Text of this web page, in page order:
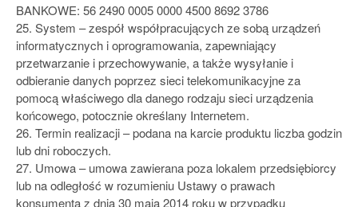
BANKOWE: 56 2490 0005 0000 4500 8692 3786
25. System – zespół współpracujących ze sobą urządzeń
informatycznych i oprogramowania, zapewniający
przetwarzanie i przechowywanie, a także wysyłanie i
odbieranie danych poprzez sieci telekomunikacyjne za
pomocą właściwego dla danego rodzaju sieci urządzenia
końcowego, potocznie określany Internetem.
26. Termin realizacji – podana na karcie produktu liczba godzin
lub dni roboczych.
27. Umowa – umowa zawierana poza lokalem przedsiębiorcy
lub na odległość w rozumieniu Ustawy o prawach
konsumenta z dnia 30 maja 2014 roku w przypadku